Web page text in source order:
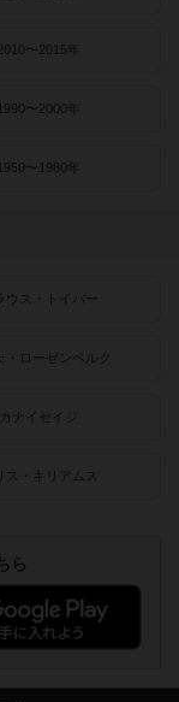
〜2015年
1990〜2000年
1950〜1980年
ウス・トイバー
・ローゼンベルク
カナイセイジ
ス・キリアムス
ら